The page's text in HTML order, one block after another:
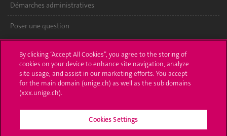
Démarches administratives
Poser une question
UNIGE Mobile
Médias
Offres d'emploi
Bibliothèque
By clicking “Accept All Cookies”, you agree to the storing of
cookies on your device to enhance site navigation, analyze
site usage, and assist in our marketing efforts. You accept
for the main domain (unige.ch) as well as the sub domains
(xxx.unige.ch).
Cookies Settings